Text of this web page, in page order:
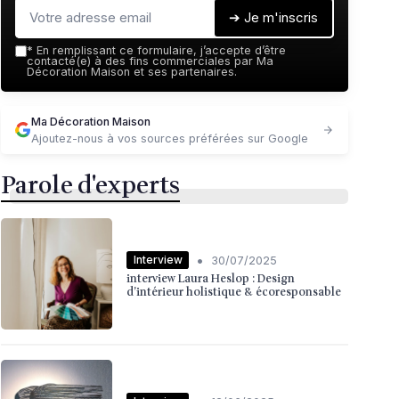
➔ Je m'inscris
* En remplissant ce formulaire, j’accepte d’être
contacté(e) à des fins commerciales par Ma
Décoration Maison et ses partenaires.
Ma Décoration Maison
Ajoutez-nous à vos sources préférées sur Google
Parole d'experts
Interview • 30/07/2025
interview Laura Heslop : Design
d’intérieur holistique & écoresponsable